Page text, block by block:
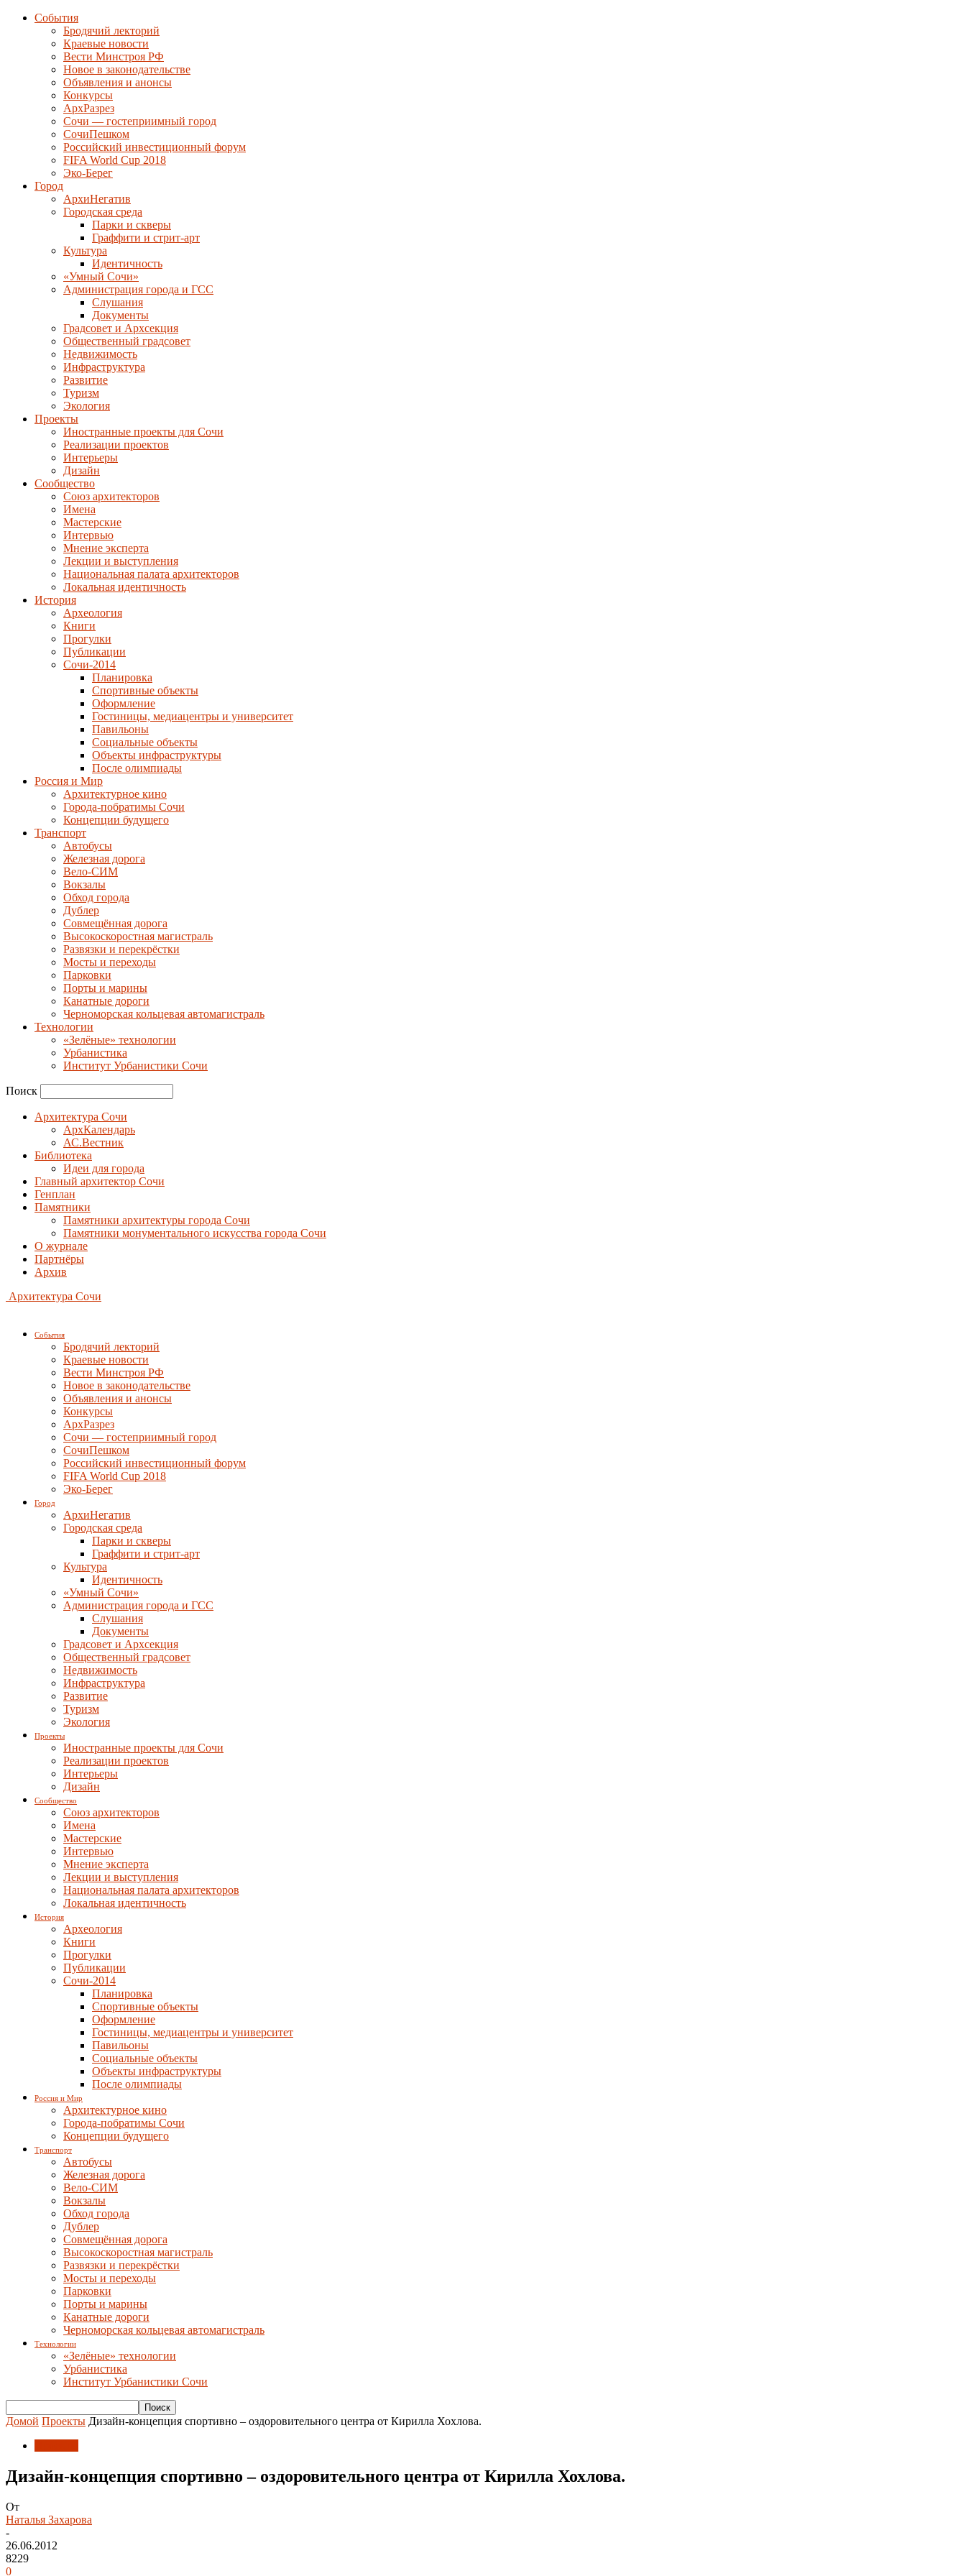
События
Бродячий лекторий
Краевые новости
Вести Минстроя РФ
Новое в законодательстве
Объявления и анонсы
Конкурсы
АрхРазрез
Сочи — гостеприимный город
СочиПешком
Российский инвестиционный форум
FIFA World Cup 2018
Эко-Берег
Город
АрхиНегатив
Городская среда
Парки и скверы
Граффити и стрит-арт
Культура
Идентичность
«Умный Сочи»
Администрация города и ГСС
Слушания
Документы
Градсовет и Архсекция
Общественный градсовет
Недвижимость
Инфраструктура
Развитие
Туризм
Экология
Проекты
Иностранные проекты для Сочи
Реализации проектов
Интерьеры
Дизайн
Сообщество
Союз архитекторов
Имена
Мастерские
Интервью
Мнение эксперта
Лекции и выступления
Национальная палата архитекторов
Локальная идентичность
История
Археология
Книги
Прогулки
Публикации
Сочи-2014
Планировка
Спортивные объекты
Оформление
Гостиницы, медиацентры и университет
Павильоны
Социальные объекты
Объекты инфраструктуры
После олимпиады
Россия и Мир
Архитектурное кино
Города-побратимы Сочи
Концепции будущего
Транспорт
Автобусы
Железная дорога
Вело-СИМ
Вокзалы
Обход города
Дублер
Совмещённая дорога
Высокоскоростная магистраль
Развязки и перекрёстки
Мосты и переходы
Парковки
Порты и марины
Канатные дороги
Черноморская кольцевая автомагистраль
Технологии
«Зелёные» технологии
Урбанистика
Институт Урбанистики Сочи
Поиск
Архитектура Сочи
АрхКалендарь
АС.Вестник
Библиотека
Идеи для города
Главный архитектор Сочи
Генплан
Памятники
Памятники архитектуры города Сочи
Памятники монументального искусства города Сочи
О журнале
Партнёры
Архив
Архитектура Сочи
События
Бродячий лекторий
Краевые новости
Вести Минстроя РФ
Новое в законодательстве
Объявления и анонсы
Конкурсы
АрхРазрез
Сочи — гостеприимный город
СочиПешком
Российский инвестиционный форум
FIFA World Cup 2018
Эко-Берег
Город
АрхиНегатив
Городская среда
Парки и скверы
Граффити и стрит-арт
Культура
Идентичность
«Умный Сочи»
Администрация города и ГСС
Слушания
Документы
Градсовет и Архсекция
Общественный градсовет
Недвижимость
Инфраструктура
Развитие
Туризм
Экология
Проекты
Иностранные проекты для Сочи
Реализации проектов
Интерьеры
Дизайн
Сообщество
Союз архитекторов
Имена
Мастерские
Интервью
Мнение эксперта
Лекции и выступления
Национальная палата архитекторов
Локальная идентичность
История
Археология
Книги
Прогулки
Публикации
Сочи-2014
Планировка
Спортивные объекты
Оформление
Гостиницы, медиацентры и университет
Павильоны
Социальные объекты
Объекты инфраструктуры
После олимпиады
Россия и Мир
Архитектурное кино
Города-побратимы Сочи
Концепции будущего
Транспорт
Автобусы
Железная дорога
Вело-СИМ
Вокзалы
Обход города
Дублер
Совмещённая дорога
Высокоскоростная магистраль
Развязки и перекрёстки
Мосты и переходы
Парковки
Порты и марины
Канатные дороги
Черноморская кольцевая автомагистраль
Технологии
«Зелёные» технологии
Урбанистика
Институт Урбанистики Сочи
Домой Проекты Дизайн-концепция спортивно – оздоровительного центра от Кирилла Хохлова.
Дизайн-концепция спортивно – оздоровительного центра от Кирилла Хохлова.
От
Наталья Захарова
-
26.06.2012
8229
0